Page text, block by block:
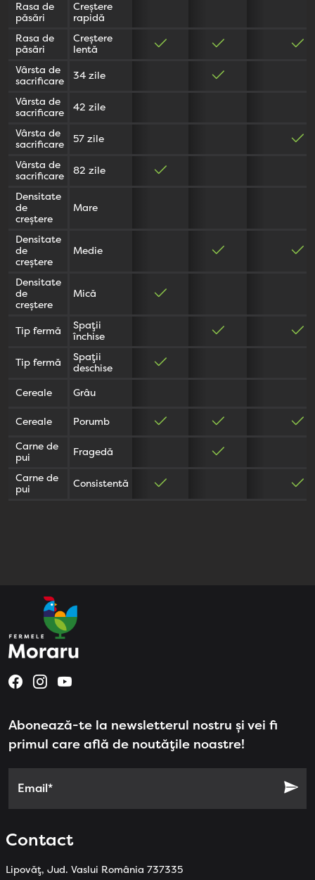
Rasa de
păsări
Creștere
rapidă
Rasa de
păsări
Creștere
lentă
Vârsta de
sacrificare
34 zile
Vârsta de
sacrificare
42 zile
Vârsta de
sacrificare
57 zile
Vârsta de
sacrificare
82 zile
Densitate
de
creștere
Mare
Densitate
de
creștere
Medie
Densitate
de
creștere
Mică
Tip fermă
Spații
închise
Tip fermă
Spații
deschise
Cereale Grâu
Cereale Porumb
Carne de
pui
Fragedă
Carne de
pui
Consistentă
Abonează-te la newsletterul nostru și vei fi
primul care află de noutățile noastre!
Email*
Contact
Lipovăț, Jud. Vaslui România 737335